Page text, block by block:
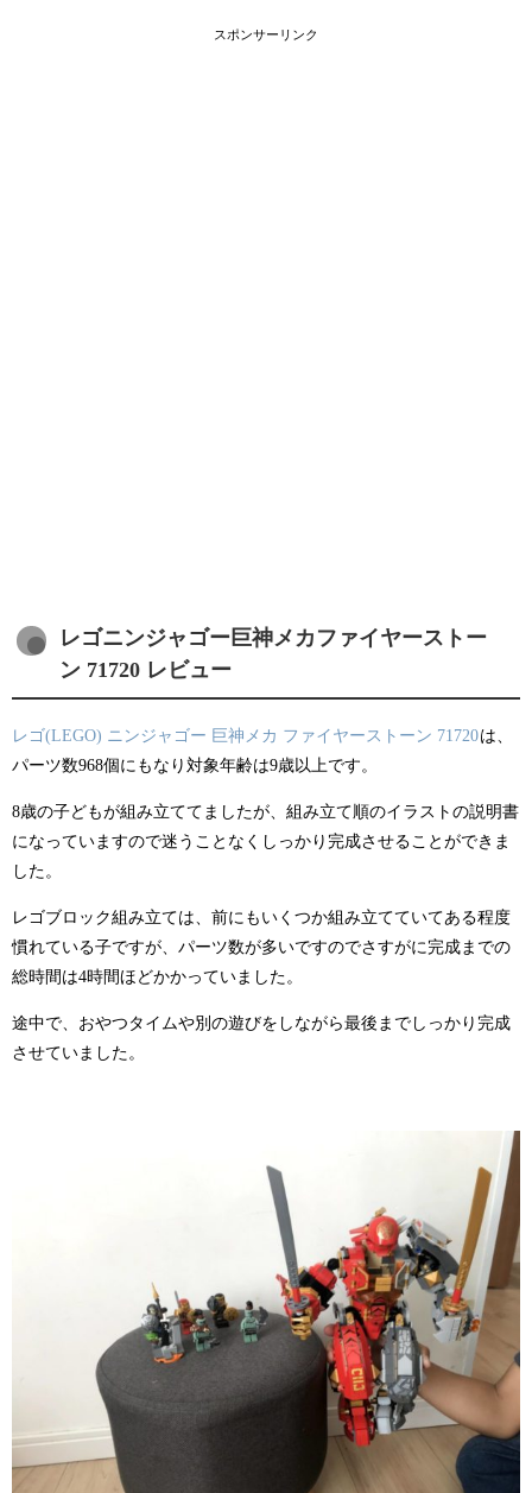
スポンサーリンク
レゴニンジャゴー巨神メカファイヤーストー
ン 71720 レビュー
レゴ(LEGO) ニンジャゴー 巨神メカ ファイヤーストーン 71720は、
パーツ数968個にもなり対象年齢は9歳以上です。
8歳の子どもが組み立ててましたが、組み立て順のイラストの説明書
になっていますので迷うことなくしっかり完成させることができま
した。
レゴブロック組み立ては、前にもいくつか組み立てていてある程度
慣れている子ですが、パーツ数が多いですのでさすがに完成までの
総時間は4時間ほどかかっていました。
途中で、おやつタイムや別の遊びをしながら最後までしっかり完成
させていました。